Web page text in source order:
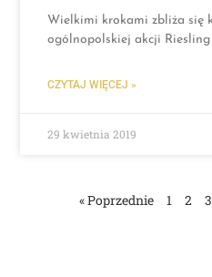
Wielkimi krokami zbliża się
ogólnopolskiej akcji Riesling
CZYTAJ WIĘCEJ »
29 kwietnia 2019
« Poprzednie 1 2 3